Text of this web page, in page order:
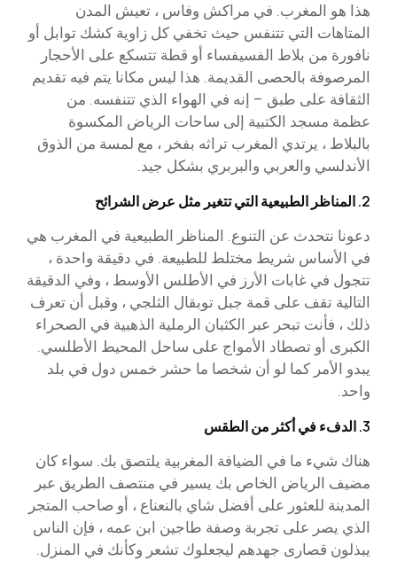
هذا هو المغرب. في مراكش وفاس ، تعيش المدن
المتاهات التي تتنفس حيث تخفي كل زاوية كشك توابل أو
نافورة من بلاط الفسيفساء أو قطة تتسكع على الأحجار
المرصوفة بالحصى القديمة. هذا ليس مكانا يتم فيه تقديم
الثقافة على طبق – إنه في الهواء الذي تتنفسه. من
عظمة مسجد الكتبية إلى ساحات الرياض المكسوة
بالبلاط ، يرتدي المغرب تراثه بفخر ، مع لمسة من الذوق
الأندلسي والعربي والبربري بشكل جيد.
2. المناظر الطبيعية التي تتغير مثل عرض الشرائح
دعونا نتحدث عن التنوع. المناظر الطبيعية في المغرب هي
في الأساس شريط مختلط للطبيعة. في دقيقة واحدة ،
تتجول في غابات الأرز في الأطلس الأوسط ، وفي الدقيقة
التالية تقف على قمة جبل توبقال الثلجي ، وقبل أن تعرف
ذلك ، فأنت تبحر عبر الكثبان الرملية الذهبية في الصحراء
الكبرى أو تصطاد الأمواج على ساحل المحيط الأطلسي.
يبدو الأمر كما لو أن شخصا ما حشر خمس دول في بلد
واحد.
3. الدفء في أكثر من الطقس
هناك شيء ما في الضيافة المغربية يلتصق بك. سواء كان
مضيف الرياض الخاص بك يسير في منتصف الطريق عبر
المدينة للعثور على أفضل شاي بالنعناع ، أو صاحب المتجر
الذي يصر على تجربة وصفة طاجين ابن عمه ، فإن الناس
يبذلون قصارى جهدهم ليجعلوك تشعر وكأنك في المنزل.